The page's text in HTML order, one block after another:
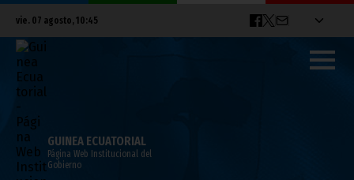
vie. 07 agosto, 10:45
GUINEA ECUATORIAL
Página Web Institucional del
Gobierno